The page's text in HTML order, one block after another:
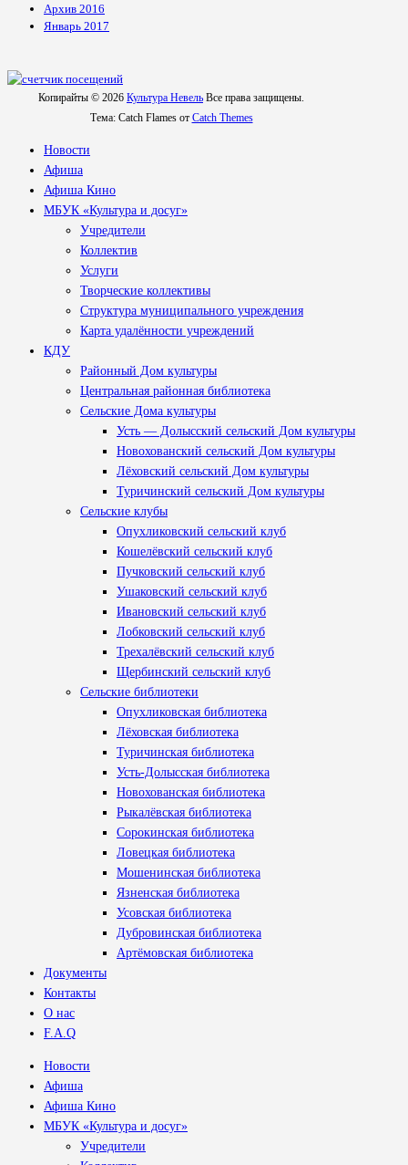
Архив 2016
Январь 2017
Копирайты © 2026 Культура Невель Все права защищены.
Тема: Catch Flames от Catch Themes
Новости
Афиша
Афиша Кино
МБУК «Культура и досуг»
Учредители
Коллектив
Услуги
Творческие коллективы
Структура муниципального учреждения
Карта удалённости учреждений
КДУ
Районный Дом культуры
Центральная районная библиотека
Сельские Дома культуры
Усть — Долысский сельский Дом культуры
Новохованский сельский Дом культуры
Лёховский сельский Дом культуры
Туричинский сельский Дом культуры
Сельские клубы
Опухликовский сельский клуб
Кошелёвский сельский клуб
Пучковский сельский клуб
Ушаковский сельский клуб
Ивановский сельский клуб
Лобковский сельский клуб
Трехалёвский сельский клуб
Щербинский сельский клуб
Сельские библиотеки
Опухликовская библиотека
Лёховская библиотека
Туричинская библиотека
Усть-Долысская библиотека
Новохованская библиотека
Рыкалёвская библиотека
Сорокинская библиотека
Ловецкая библиотека
Мошенинская библиотека
Язненская библиотека
Усовская библиотека
Дубровинская библиотека
Артёмовская библиотека
Документы
Контакты
О нас
F.A.Q
Новости
Афиша
Афиша Кино
МБУК «Культура и досуг»
Учредители